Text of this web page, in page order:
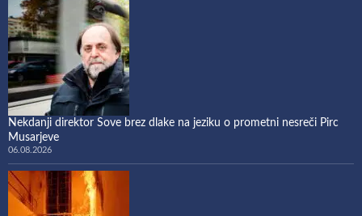
Nekdanji direktor Sove brez dlake na jeziku o prometni nesreči Pirc
Musarjeve
06.08.2026